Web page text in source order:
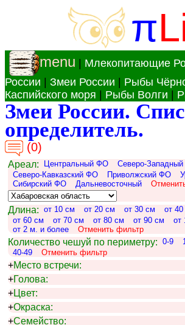
π
menu Млекопитающие
России
Змеи России Рыбы
Каспийского моря
Рыбы Волги
Змеи России.
определитель.
(0)
Ареал: Центральный ФО Северо-
Северо-Кавказский ФО
Приволжский ФО
Сибирский ФО
Дальневосточный
Длина: от 10 см от 20 см от 30 см от
от 60 см
от 70 см от 80 см от 90 см от
от 2 м. и более
Отменить фильтр
Количество чешуй по периметру: 0-9
40-49
Отменить фильтр
+Место встречи:
+Голова:
+Цвет:
+Окраска:
+Семейство: